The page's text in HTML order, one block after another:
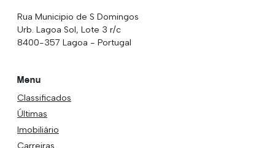
Rua Municipio de S Domingos
Urb. Lagoa Sol, Lote 3 r/c
8400-357 Lagoa - Portugal
Menu
Classificados
Últimas
Imobiliário
Carreiras